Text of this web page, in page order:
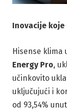
Inovacije koje
Hisense klima
Energy Pro,
učinkovito
uključujući i
od 93,54%